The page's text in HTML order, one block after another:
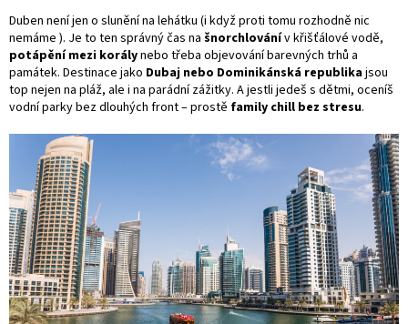
Duben není jen o slunění na lehátku (i když proti tomu rozhodně nic
nemáme ). Je to ten správný čas na šnorchlovánív křišťálové vodě,
potápění mezi korálynebo třeba objevování barevných trhů a
památek. Destinace jako Dubaj nebo Dominikánská republikajsou
top nejen na pláž, ale i na parádní zážitky. A jestli jedeš s dětmi, oceníš
vodní parky bez dlouhých front – prostě family chill bez stresu.